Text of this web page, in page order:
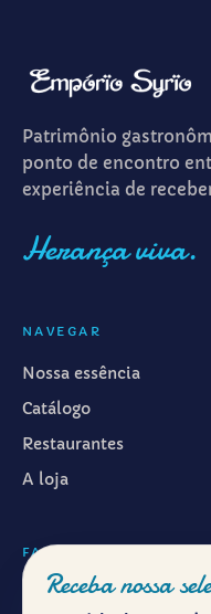
Patrimônio
ponto de encontro
experiência de
Herança viva.
NAVEGAR
Nossa essência
Catálogo
Restaurantes
A loja
FALAR CONOSCO
WhatsApp ·(11) 99601-
Receba nossa